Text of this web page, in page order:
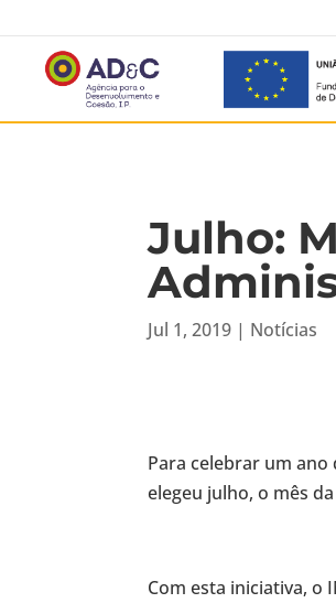
Julho:
Jul 1, 2019 | Notícias
Para celebrar um ano
elegeu julho, o mês
Com esta iniciativa, o